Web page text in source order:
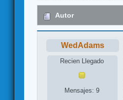
Autor
WedAdams
Recien Llegado
Mensajes: 9